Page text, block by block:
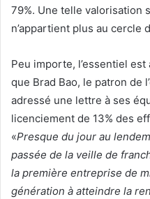
79%. Une telle valorisation
n’appartient plus au cercle
Peu importe, l’essentiel
que Brad Bao, le patron de
adressé une lettre à ses
licenciement de 13% des
«Presque du jour au
passée de la veille de
la première entreprise de
génération à atteindre la